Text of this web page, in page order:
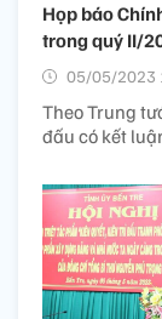
Họp báo
trong quý II/
05/05/2023
Theo Trung
đấu có kết